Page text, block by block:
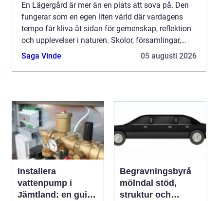
En Lägergård är mer än en plats att sova på. Den
fungerar som en egen liten värld där vardagens
tempo får kliva åt sidan för gemenskap, reflektion
och upplevelser i naturen. Skolor, församlingar,
föreningar och företag använder lägergårdar för att
Saga Vinde 05 augusti 2026
Installera
vattenpump i
Jämtland: en guide
Begravningsbyrå
mölndal stöd,
struktur och